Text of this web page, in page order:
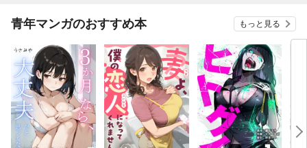
青年マンガのおすすめ本 もっと見る